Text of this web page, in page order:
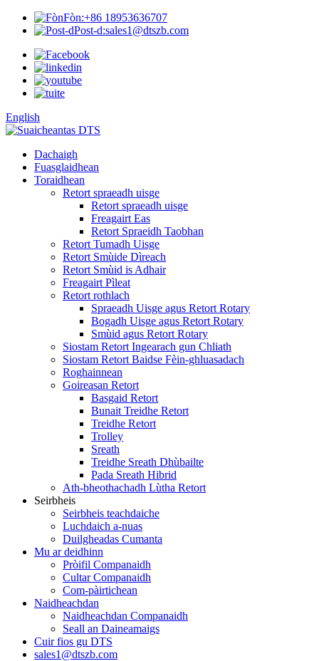
Fòn:+86 18953636707
Post-d:sales1@dtszb.com
English
Dachaigh
Fuasglaidhean
Toraidhean
Retort spraeadh uisge
Retort spraeadh uisge
Freagairt Eas
Retort Spraeidh Taobhan
Retort Tumadh Uisge
Retort Smùide Dìreach
Retort Smùid is Adhair
Freagairt Pìleat
Retort rothlach
Spraeadh Uisge agus Retort Rotary
Bogadh Uisge agus Retort Rotary
Smùid agus Retort Rotary
Siostam Retort Ingearach gun Chliath
Siostam Retort Baidse Fèin-ghluasadach
Roghainnean
Goireasan Retort
Basgaid Retort
Bunait Treidhe Retort
Treidhe Retort
Trolley
Sreath
Treidhe Sreath Dhùbailte
Pada Sreath Hibrid
Ath-bheothachadh Lùtha Retort
Seirbheis
Seirbheis teachdaiche
Luchdaich a-nuas
Duilgheadas Cumanta
Mu ar deidhinn
Pròifil Companaidh
Cultar Companaidh
Com-pàirtichean
Naidheachdan
Naidheachdan Companaidh
Seall an Daineamaigs
Cuir fios gu DTS
sales1@dtszb.com